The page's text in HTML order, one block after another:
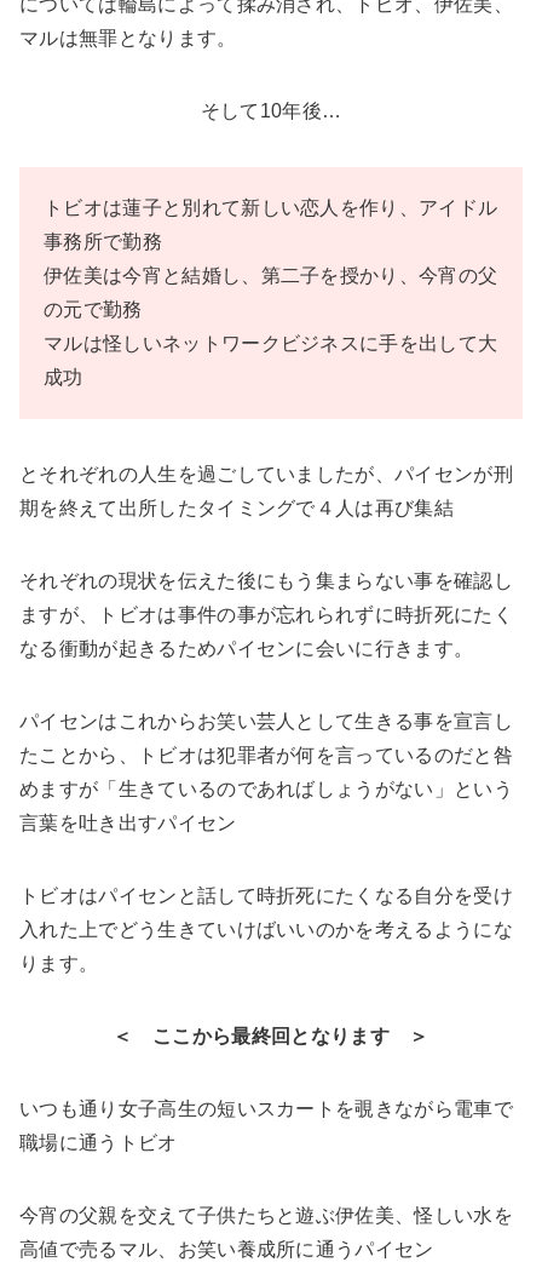
については輪島によって揉み消され、トビオ、伊佐美、
マルは無罪となります。
そして10年後…
トビオは蓮子と別れて新しい恋人を作り、アイドル
事務所で勤務
伊佐美は今宵と結婚し、第二子を授かり、今宵の父
の元で勤務
マルは怪しいネットワークビジネスに手を出して大
成功
とそれぞれの人生を過ごしていましたが、パイセンが刑
期を終えて出所したタイミングで４人は再び集結
それぞれの現状を伝えた後にもう集まらない事を確認し
ますが、トビオは事件の事が忘れられずに時折死にたく
なる衝動が起きるためパイセンに会いに行きます。
パイセンはこれからお笑い芸人として生きる事を宣言し
たことから、トビオは犯罪者が何を言っているのだと咎
めますが「生きているのであればしょうがない」という
言葉を吐き出すパイセン
トビオはパイセンと話して時折死にたくなる自分を受け
入れた上でどう生きていけばいいのかを考えるようにな
ります。
＜ ここから最終回となります ＞
いつも通り女子高生の短いスカートを覗きながら電車で
職場に通うトビオ
今宵の父親を交えて子供たちと遊ぶ伊佐美、怪しい水を
高値で売るマル、お笑い養成所に通うパイセン